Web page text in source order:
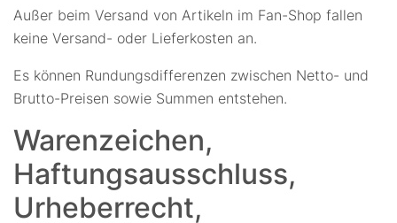
Außer beim Versand von Artikeln im Fan-Shop fallen
keine Versand- oder Lieferkosten an.
Es können Rundungsdifferenzen zwischen Netto- und
Brutto-Preisen sowie Summen entstehen.
Warenzeichen,
Haftungsausschluss,
Urheberrecht,